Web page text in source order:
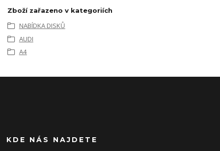
Zboží zařazeno v kategoriích
NABÍDKA DISKŮ
AUDI
A4
KDE NÁS NAJDETE